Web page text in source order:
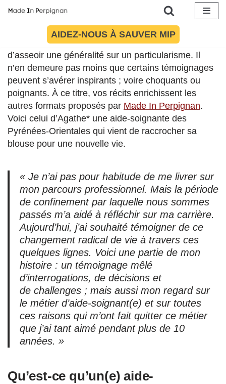
contenu
AIDEZ-NOUS À SAUVER MIP
Article mis à jour le 4 juin 2025 à 16:49
Il serait hasardeux d’établir une norme sociale ou
d’asseoir une généralité sur un particularisme. Il
n’en demeure pas moins que certains témoignages
peuvent s’avérer inspirants ; voire choquants ou
poignants. À ce titre, vos récits enrichissent les
autres formats proposés par Made In Perpignan.
Voici celui d’Agathe* une aide-soignante des
Pyrénées-Orientales qui vient de raccrocher sa
blouse pour une nouvelle vie.
« Je n’ai pas pour habitude de me livrer sur
mon parcours professionnel. Mais la période
de confinement par laquelle nous sommes
passés m’a aidé à réfléchir sur ma carrière.
Aujourd’hui, j’ai souhaité témoigner de ce
changement radical de vie à travers ces
quelques lignes. Voici une partie de mon
histoire : un témoignage mêlé
d’interrogations, de décisions et
de challenges ; mais aussi mon regard sur
le métier d’aide-soignant(e) et sur toutes
ces raisons qui m’ont fait quitter ce métier
que j’ai tant aimé pendant plus de 10
années. »
Qu’est-ce qu’un(e) aide-